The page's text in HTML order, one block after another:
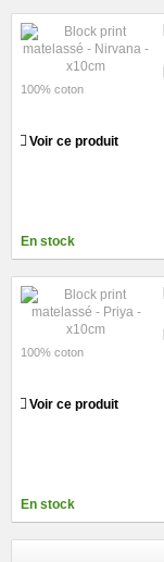
100% coton
Voir ce produit
En stock
100% coton
Voir ce produit
En stock